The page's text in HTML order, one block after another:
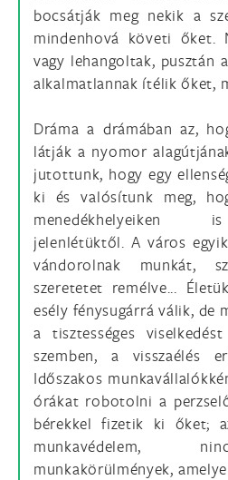
bocsátják meg nekik a
mindenhová követi őket.
vagy lehangoltak, pusztán
alkalmatlannak ítélik őket,
Dráma a drámában az,
látják a nyomor
jutottunk, hogy egy
ki és valósítunk meg,
menedékhelyeiken
jelenlétüktől. A város
vándorolnak munkát,
szeretetet remélve...
esély fénysugárrá válik, de
a tisztességes
szemben, a visszaélés
Időszakos
órákat robotolni a
bérekkel fizetik ki őket;
munkavédelem,
munkakörülmények,